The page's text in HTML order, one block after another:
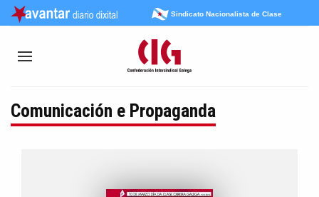
Sindicato Nacionalista de Clase
Comunicación e Propaganda